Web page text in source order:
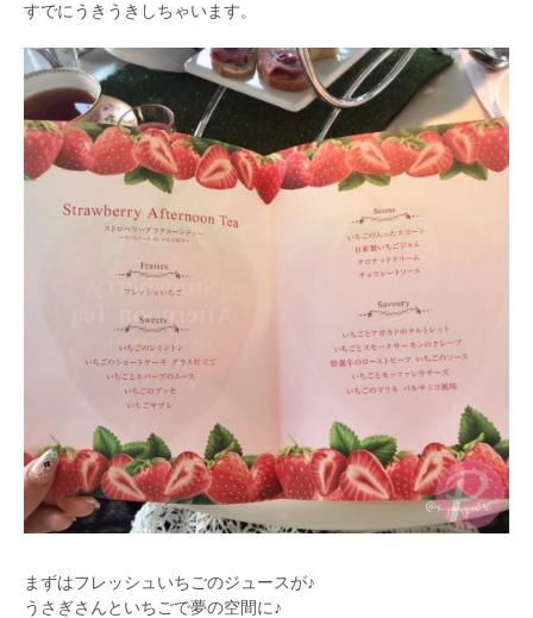
すでにうきうきしちゃいます。
まずはフレッシュいちごのジュースが♪
うさぎさんといちごで夢の空間に♪